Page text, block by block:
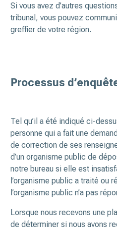
Si vous avez d’autres
tribunal, vous pouvez
greffier de votre région.
Processus
Tel qu’il a été indiqué ci-
personne qui a fait une
de correction de ses
d’un organisme public de
notre bureau si elle est
l’organisme public a traité ou
l’organisme public n’a pas
Lorsque nous recevons une
de déterminer si nous avons